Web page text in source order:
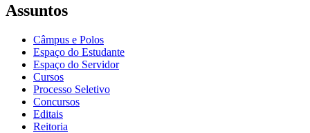
Assuntos
Câmpus e Polos
Espaço do Estudante
Espaço do Servidor
Cursos
Processo Seletivo
Concursos
Editais
Reitoria